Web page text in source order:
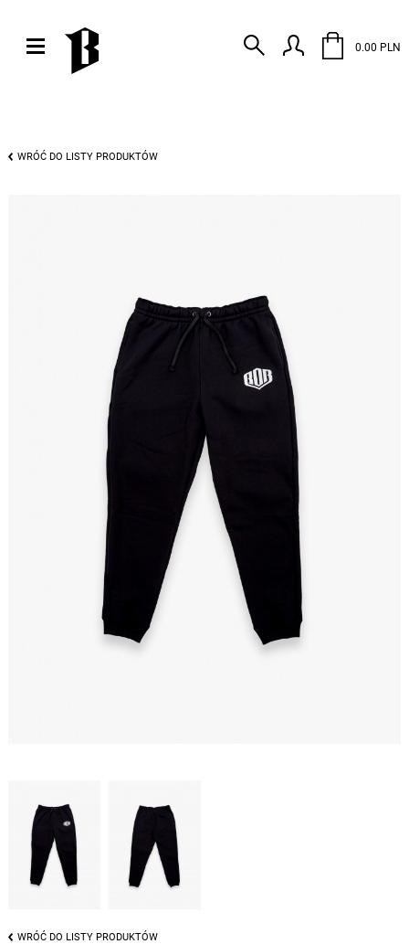
0.00 PLN
WRÓĆ DO LISTY PRODUKTÓW
WRÓĆ DO LISTY PRODUKTÓW